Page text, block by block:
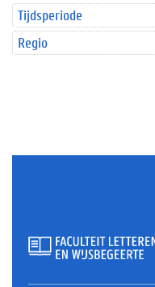
Tijdsperiode
Regio